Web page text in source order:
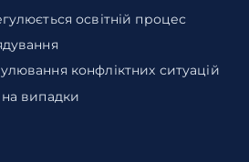
освітній процес
конфліктних ситуацій
випадки